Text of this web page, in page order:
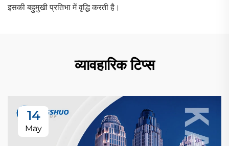
इसकी बहुमुखी प्रतिभा में वृद्धि करती है।
व्यावहारिक टिप्स
14
May